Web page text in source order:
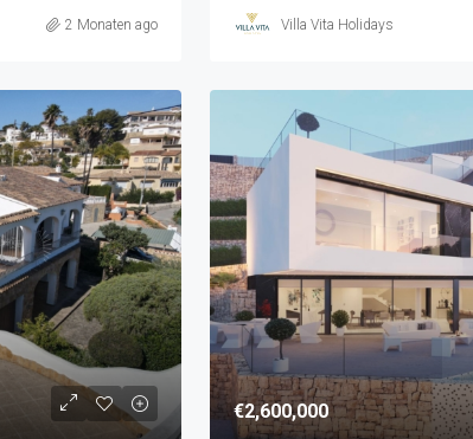
2 Monaten ago Villa Vita Holidays
€2,600,000